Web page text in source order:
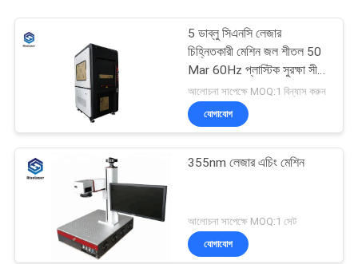
5 ডাব্লু সিএনসি লেজার
চিহ্নিতকারী মেশিন জল শীতল 50
Mar 60Hz প্লাস্টিক সুরক্ষা সীল
জন্য H
আলোচনা সাপেক্ষে MOQ:1 বিন্যাস করুন
যোগাযোগ
355nm লেজার এচিং মেশিন
আলোচনা সাপেক্ষে MOQ:1 সেট
যোগাযোগ